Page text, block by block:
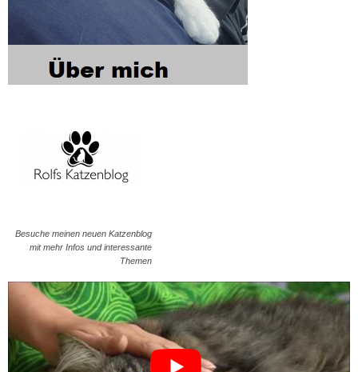
Besuche meinen neuen Katzenblog
mit mehr Infos und interessante
Themen